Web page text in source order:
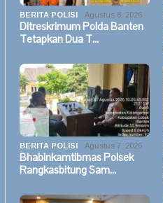
BERITA POLISI Agustus 8, 2026
Ditreskrimum Polda Banten
Tetapkan Dua T…
BERITA POLISI Agustus 7, 2026
Bhabinkamtibmas Polsek
Rangkasbitung Sam…